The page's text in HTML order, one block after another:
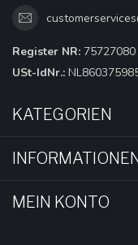
Register NR: 75727080
USt-IdNr.:
KATEGORIEN
MEIN KONTO